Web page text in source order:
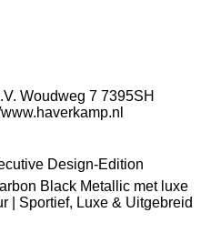
Woudweg 7 7395SH
Design-Edition
Black Metallic met luxe
| Sportief, Luxe & Uitgebreid